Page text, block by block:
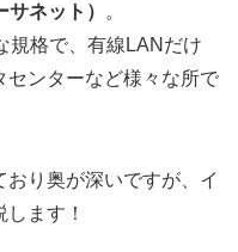
ネット）
。
規格で、有線LANだけ
センターなど様々な所で
り奥が深いですが、イ
ます！